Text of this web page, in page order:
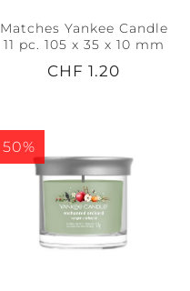
Matches Yankee Candle
11 pc. 105 x 35 x 10 mm
CHF 1.20
50%